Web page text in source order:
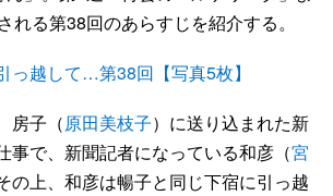
れる第38回のあらすじを紹介する。
っ越して…第38回【写真5枚】
房子（原田美枝子）に送り込まれた新
事で、新聞記者になっている和彦（宮
の上、和彦は暢子と同じ下宿に引っ越